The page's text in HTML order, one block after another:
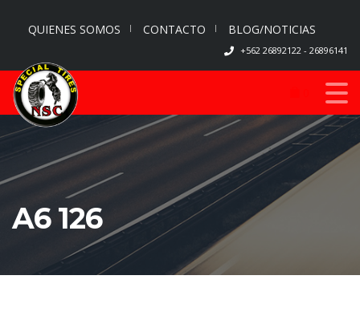
QUIENES SOMOS CONTACTO BLOG/NOTICIAS
+562 26892122 - 26896141
A6 126